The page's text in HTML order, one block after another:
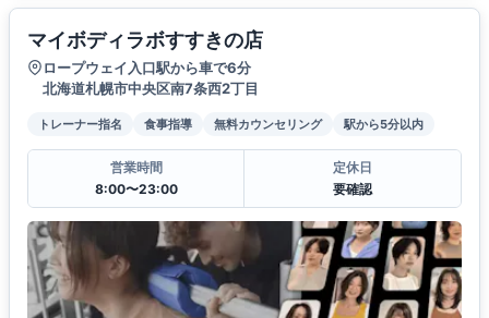
マイボディラボすすきの店
ロープウェイ入口駅から車で6分
北海道札幌市中央区南7条西2丁目
トレーナー指名 食事指導 無料カウンセリング 駅から5分以内
営業時間
8:00〜23:00
定休日
要確認